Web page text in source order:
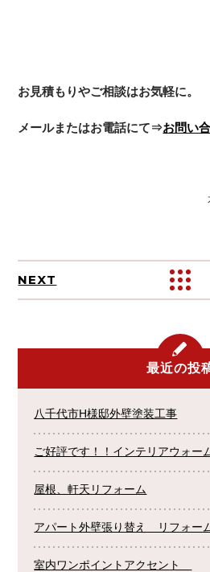
お見積もりやご相談はお気軽に。
メールまたはお電話にて⇒お問い
NEXT
ALL
最近の投
八千代市H様邸外壁塗装工事
ご好評です！！インテリアウォー
屋根、軒天リフォーム
アパート外壁張り替え リフォー
室内ワンポイントアクセント